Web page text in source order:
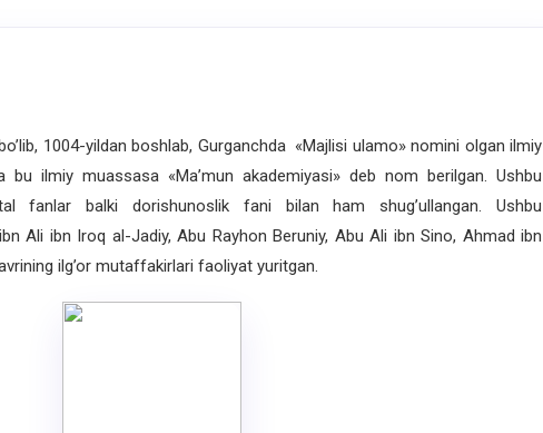
1004-yildan boshlab, Gurganchda «Majlisi ulamo» nomini olgan ilmiy
ilmiy muassasa «Ma’mun akademiyasi» deb nom berilgan. Ushbu
fanlar balki dorishunoslik fani bilan ham shug’ullangan. Ushbu
Ali ibn Iroq al-Jadiy, Abu Rayhon Beruniy, Abu Ali ibn Sino, Ahmad ibn
ilg’or mutaffakirlari faoliyat yuritgan.